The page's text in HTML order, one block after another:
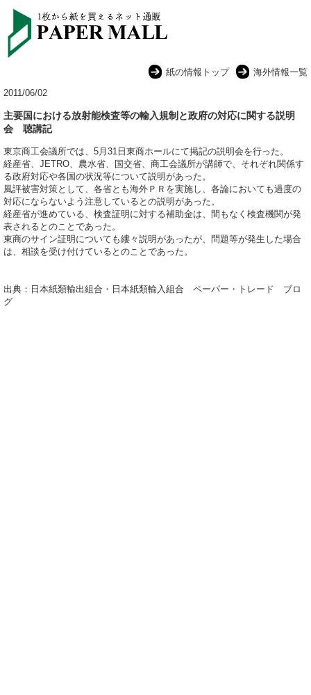
紙の情報トップ
海外情報一覧
2011/06/02
主要国における放射能検査等の輸入規制と政府の対応に関する説明
会 聴講記
東京商工会議所では、5月31日東商ホールにて掲記の説明会を行った。
経産省、JETRO、農水省、国交省、商工会議所が講師で、それぞれ関係す
る政府対応や各国の状況等について説明があった。
風評被害対策として、各省とも海外ＰＲを実施し、各論においても過度の
対応にならないよう注意しているとの説明があった。
経産省が進めている、検査証明に対する補助金は、間もなく検査機関が発
表されるとのことであった。
東商のサイン証明についても縷々説明があったが、問題等が発生した場合
は、相談を受け付けているとのことであった。
出典：日本紙類輸出組合・日本紙類輸入組合 ペーパー・トレード ブロ
グ